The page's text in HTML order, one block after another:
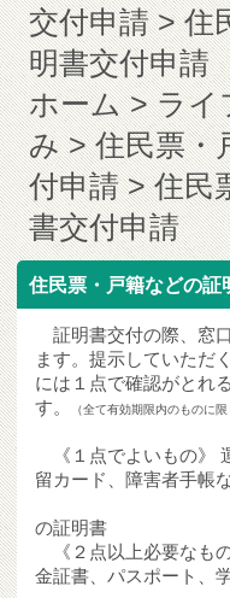
交付申請
住
明書交付申請
ホーム
ライ
み
住民票・
付申請
住民
書交付申請
住民票・戸籍などの証
証明書交付の際、窓
ます。提示していただ
には１点で確認がとれ
す。
（全て有効期限内のものに限
《１点でよいもの》
留カード、障害者手帳
発行の現住
の証明書
《２点以上必要なも
金証書、パスポート、